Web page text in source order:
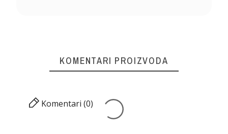
KOMENTARI PROIZVODA
Komentari (0)